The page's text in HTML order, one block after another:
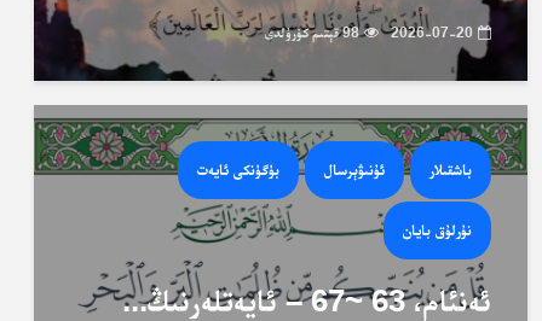
2026-07-20 98 قېتىم كۆرۈلدى
باشقىلار ئۇنىۋېرسال بۈگۈنكى ئايەت
نۇرلۇق بايان
ئەنئام، 63 ~67 – ئايەتلەرنىڭ...